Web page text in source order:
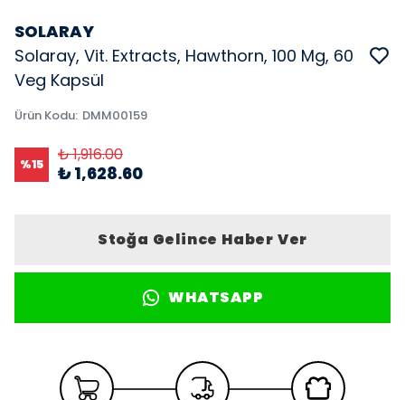
SOLARAY
Solaray, Vit. Extracts, Hawthorn, 100 Mg, 60
Veg Kapsül
Ürün Kodu: DMM00159
%15 ₺ 1,916.00
₺ 1,628.60
Stoğa Gelince Haber Ver
WHATSAPP